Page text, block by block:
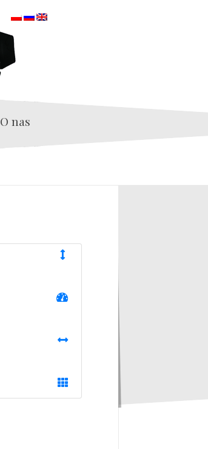
O nas